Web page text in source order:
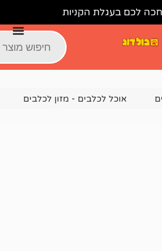
- מזון לכלבים מזון רטוב